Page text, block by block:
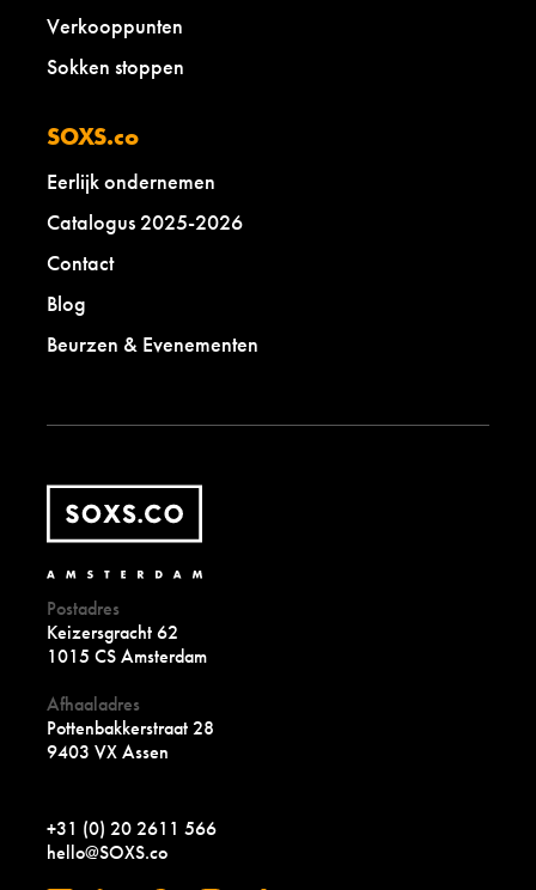
Verkooppunten
Sokken stoppen
SOXS.co
Eerlijk ondernemen
Catalogus 2025-2026
Contact
Blog
Beurzen & Evenementen
Postadres
Keizersgracht 62
1015 CS Amsterdam
Afhaaladres
Pottenbakkerstraat 28
9403 VX Assen
+31 (0) 20 2611 566
hello@SOXS.co